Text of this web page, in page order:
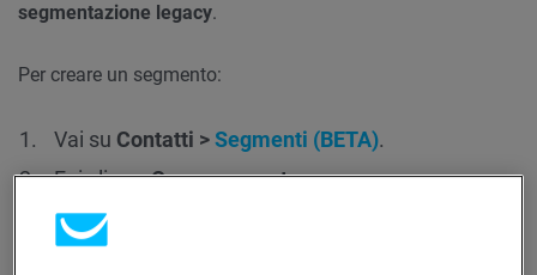
segmentazione legacy.
Per creare un segmento:
Vai su Contatti >Segmenti (BETA).
Fai clic suCrea segmento.
Scegli come vuoi creare il tuo segmento: